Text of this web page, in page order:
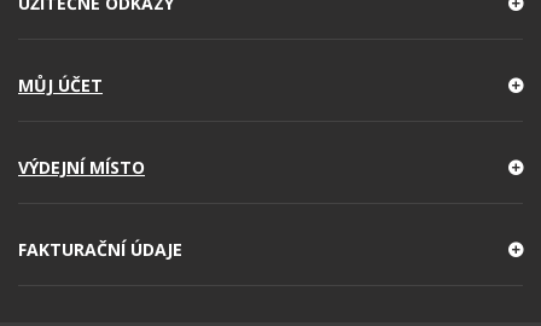
MŮJ ÚČET
VÝDEJNÍ MÍSTO
FAKTURAČNÍ ÚDAJE